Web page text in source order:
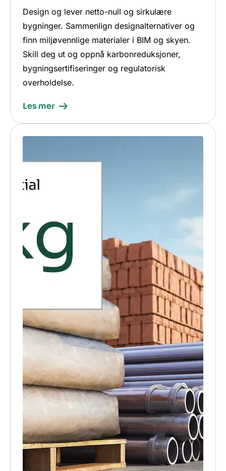
Design og lever netto-null og sirkulære
bygninger. Sammenlign designalternativer og
finn miljøvennlige materialer i BIM og skyen.
Skill deg ut og oppnå karbonreduksjoner,
bygningsertifiseringer og regulatorisk
overholdelse.
Les mer